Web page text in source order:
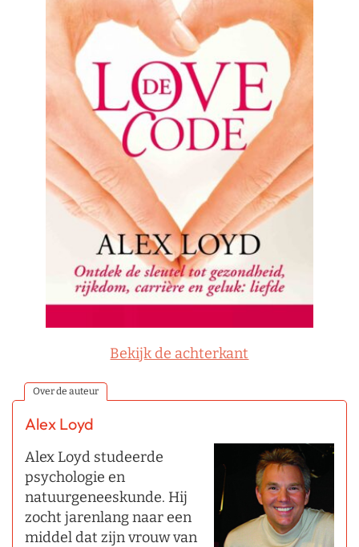
Bekijk de achterkant
Over de auteur
Alex Loyd
Alex Loyd studeerde
psychologie en
natuurgeneeskunde. Hij
zocht jarenlang naar een
middel dat zijn vrouw van